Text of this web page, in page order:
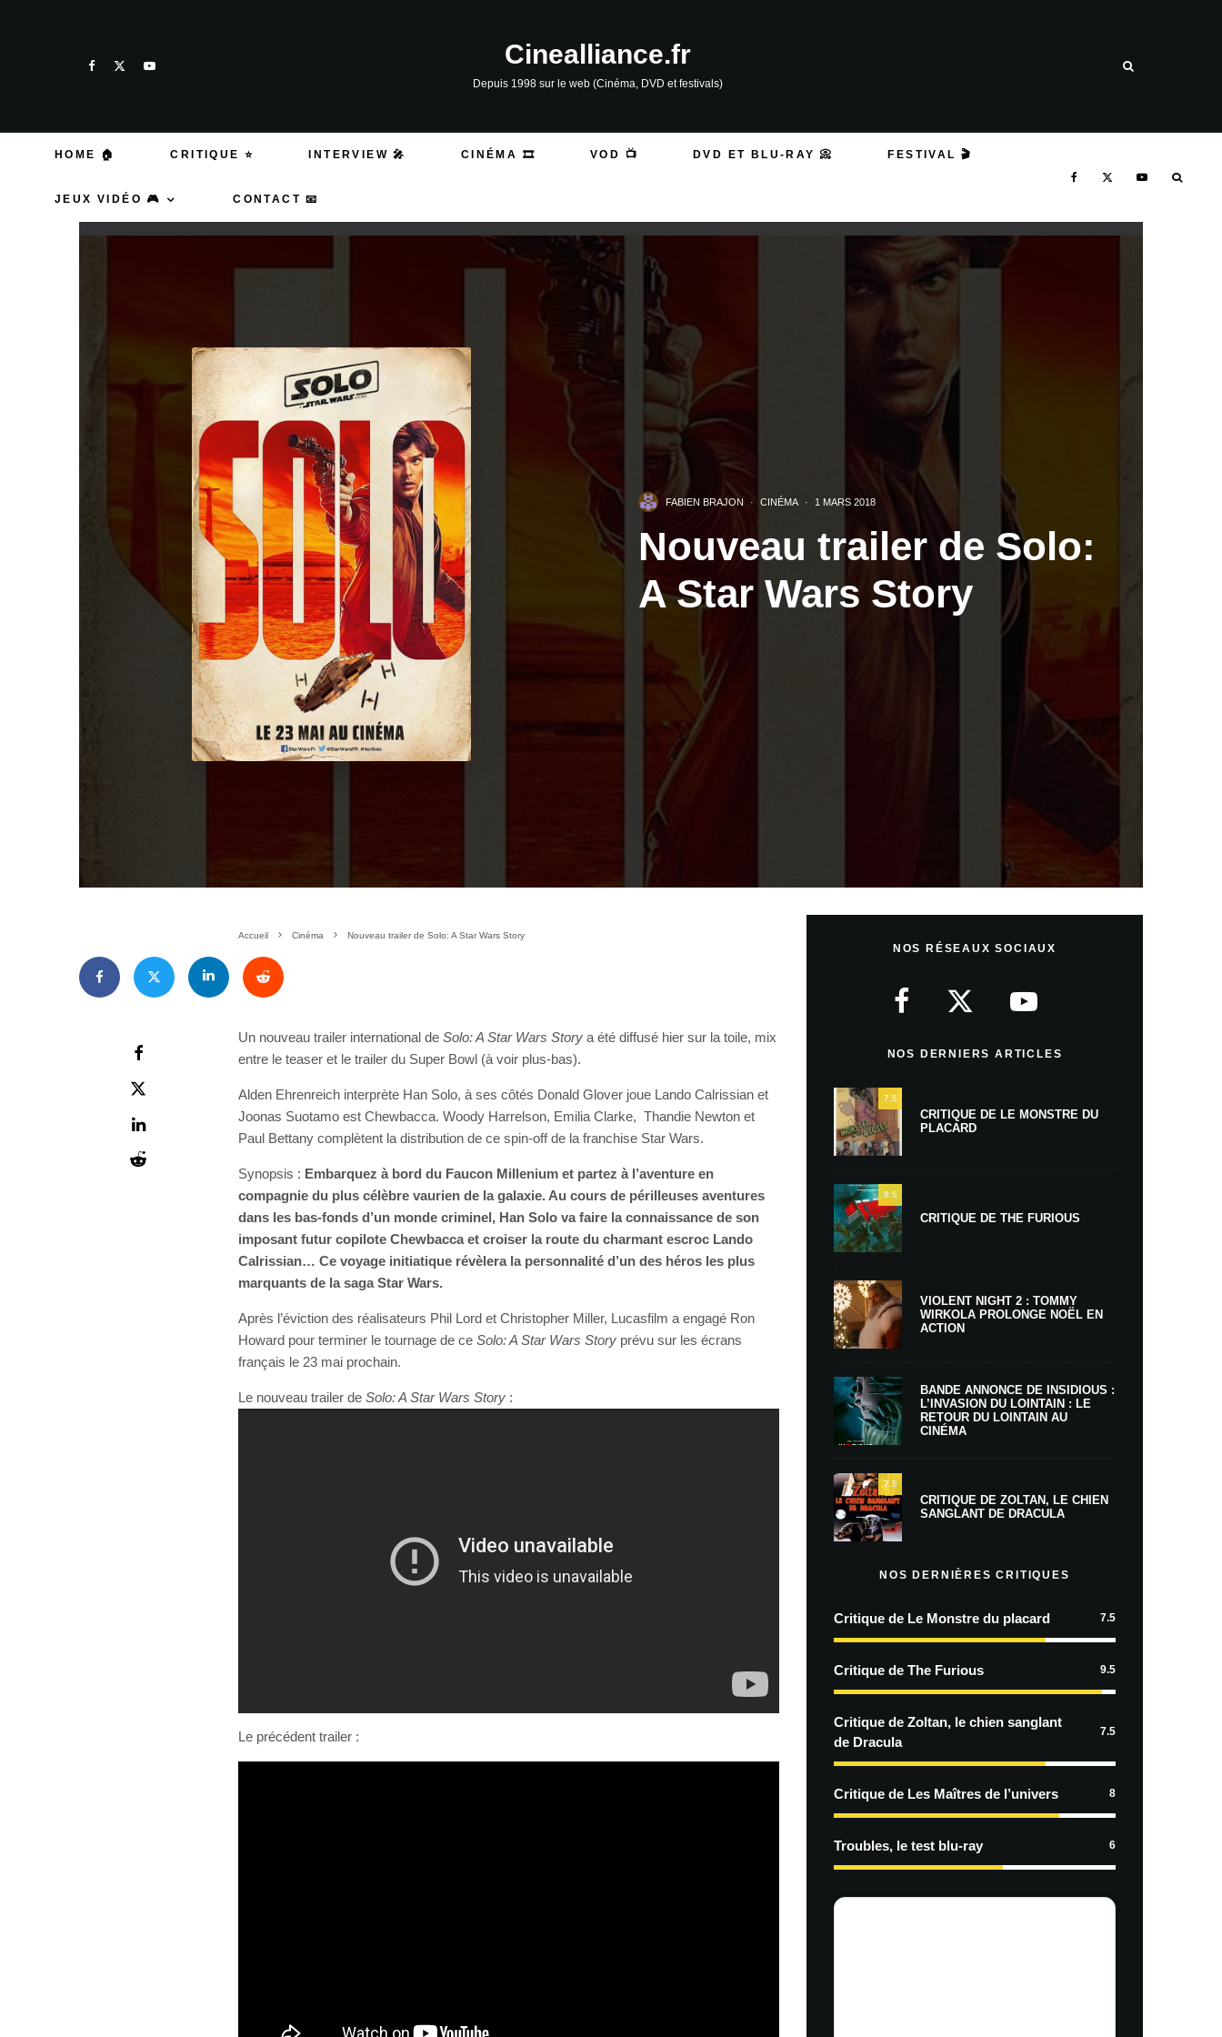
Cinealliance.fr
Depuis 1998 sur le web (Cinéma, DVD et festivals)
HOME 🏠 CRITIQUE ⭐ INTERVIEW 🎤 CINÉMA 🎞️ VOD 📺 DVD ET BLU-RAY 📀 FESTIVAL 🎬
JEUX VIDÉO 🎮 CONTACT 📧
FABIEN BRAJON · CINÉMA · 1 MARS 2018
Nouveau trailer de Solo:
A Star Wars Story
Accueil Cinéma Nouveau trailer de Solo: A Star Wars Story
Un nouveau trailer international de Solo: A Star Wars Story a été diffusé hier sur la toile, mix
entre le teaser et le trailer du Super Bowl (à voir plus-bas).
Alden Ehrenreich interprète Han Solo, à ses côtés Donald Glover joue Lando Calrissian et
Joonas Suotamo est Chewbacca. Woody Harrelson, Emilia Clarke, Thandie Newton et
Paul Bettany complètent la distribution de ce spin-off de la franchise Star Wars.
Synopsis : Embarquez à bord du Faucon Millenium et partez à l’aventure en
compagnie du plus célèbre vaurien de la galaxie. Au cours de périlleuses aventures
dans les bas-fonds d’un monde criminel, Han Solo va faire la connaissance de son
imposant futur copilote Chewbacca et croiser la route du charmant escroc Lando
Calrissian… Ce voyage initiatique révèlera la personnalité d’un des héros les plus
marquants de la saga Star Wars.
Après l’éviction des réalisateurs Phil Lord et Christopher Miller, Lucasfilm a engagé Ron
Howard pour terminer le tournage de ce Solo: A Star Wars Story prévu sur les écrans
français le 23 mai prochain.
Le nouveau trailer de Solo: A Star Wars Story :
Le précédent trailer :
NOS RÉSEAUX SOCIAUX
NOS DERNIERS ARTICLES
7.5
CRITIQUE DE LE MONSTRE DU
PLACARD
9.5
CRITIQUE DE THE FURIOUS
VIOLENT NIGHT 2 : TOMMY
WIRKOLA PROLONGE NOËL EN
ACTION
BANDE ANNONCE DE INSIDIOUS :
L’INVASION DU LOINTAIN : LE
RETOUR DU LOINTAIN AU
CINÉMA
7.5
CRITIQUE DE ZOLTAN, LE CHIEN
SANGLANT DE DRACULA
NOS DERNIÈRES CRITIQUES
Critique de Le Monstre du placard 7.5
Critique de The Furious 9.5
Critique de Zoltan, le chien sanglant
de Dracula
7.5
Critique de Les Maîtres de l’univers 8
Troubles, le test blu-ray 6